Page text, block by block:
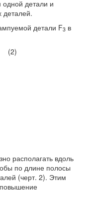
детали и
детали F3 в
раскрой
располагать вдоль
по длине полосы
(черт. 2). Этим